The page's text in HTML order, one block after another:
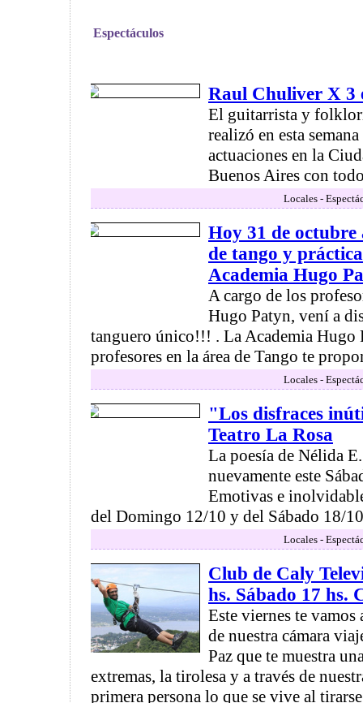
Espectáculos
Raul Chuliver X 3
El guitarrista y
realizó en esta
actuaciones en la
Buenos Aires con
Locales -
Hoy 31 de octubre
de tango y
Academia Hugo
A cargo de los
Hugo Patyn, vení a
tanguero único!!! . La Academia Hugo
profesores en la área de Tango te
Locales -
"Los disfraces
Teatro La Rosa
La poesía de Nélida
nuevamente este
Emotivas e
del Domingo 12/10 y del Sábado 18/
Locales -
Club de Caly
hs. Sábado 17 hs.
Este viernes te vamos
de nuestra cámara
Paz que te muestra
extremas, la tirolesa y a través de
primera persona lo que se vive al